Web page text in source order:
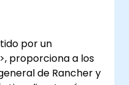
por un
proporciona a los
de Rancher y